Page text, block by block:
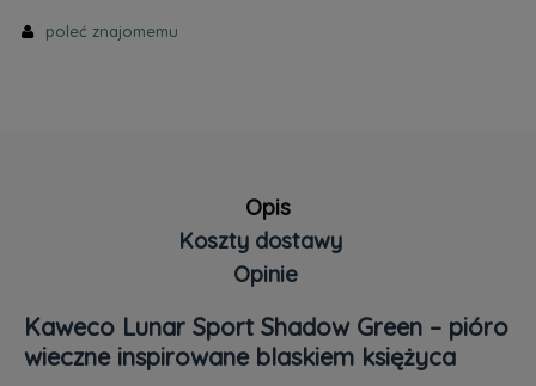
poleć znajomemu
Opis
Koszty dostawy
Cena nie zawiera ewentualnych kosztów płatności
Opinie
Kaweco Lunar Sport Shadow Green – pióro
wieczne inspirowane blaskiem księżyca